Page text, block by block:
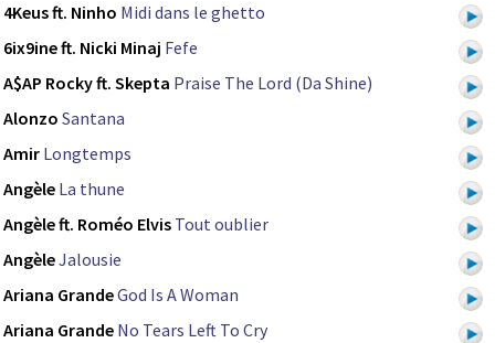
4Keus ft. Ninho Midi dans le ghetto
6ix9ine ft. Nicki Minaj Fefe
A$AP Rocky ft. Skepta Praise The Lord (Da Shine)
Alonzo Santana
Amir Longtemps
Angèle La thune
Angèle ft. Roméo Elvis Tout oublier
AngèleJalousie
Ariana GrandeGod Is A Woman
Ariana Grande No Tears Left To Cry